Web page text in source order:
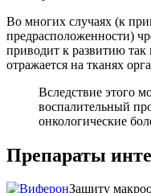
Во многих случаях (к
предрасположенности)
приводит к развитию
отражается на тканях
Вследствие этого
воспалительный
онкологические
Препараты
Защиту